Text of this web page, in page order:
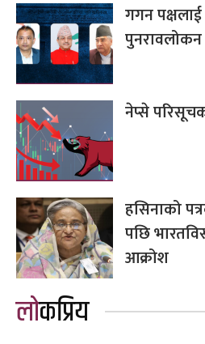
गगन
पुनरावलोकन
नेप्से
हसिनाको
पछि
आक्रोश
लोकप्रिय